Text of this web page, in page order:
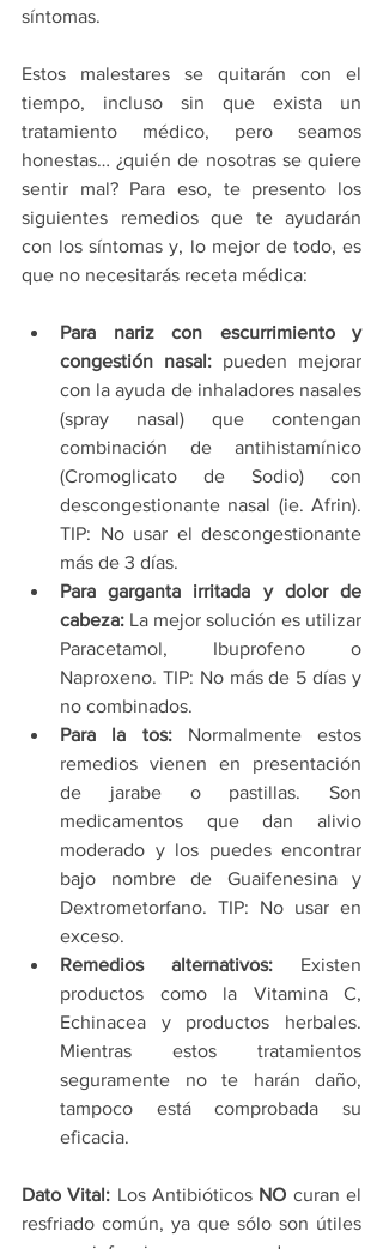
síntomas.
Estos malestares se quitarán con el
tiempo, incluso sin que exista un
tratamiento médico, pero seamos
honestas… ¿quién de nosotras se quiere
sentir mal? Para eso, te presento los
siguientes remedios que te ayudarán
con los síntomas y, lo mejor de todo, es
que no necesitarás receta médica:
Para nariz con escurrimiento y
congestión nasal: pueden mejorar
con la ayuda de inhaladores nasales
(spray nasal) que contengan
combinación de antihistamínico
(Cromoglicato de Sodio) con
descongestionante nasal (ie. Afrin).
TIP: No usar el descongestionante
más de 3 días.
Para garganta irritada y dolor de
cabeza: La mejor solución es utilizar
Paracetamol, Ibuprofeno o
Naproxeno. TIP: No más de 5 días y
no combinados.
Para la tos: Normalmente estos
remedios vienen en presentación
de jarabe o pastillas. Son
medicamentos que dan alivio
moderado y los puedes encontrar
bajo nombre de Guaifenesina y
Dextrometorfano. TIP: No usar en
exceso.
Remedios alternativos: Existen
productos como la Vitamina C,
Echinacea y productos herbales.
Mientras estos tratamientos
seguramente no te harán daño,
tampoco está comprobada su
eficacia.
Dato Vital: Los Antibióticos NO curan el
resfriado común, ya que sólo son útiles